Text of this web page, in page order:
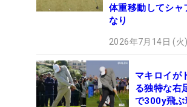
体重移動してシャ
なり
2026年7月14日 (
マキロイが
る独特な
で300y飛ぶ